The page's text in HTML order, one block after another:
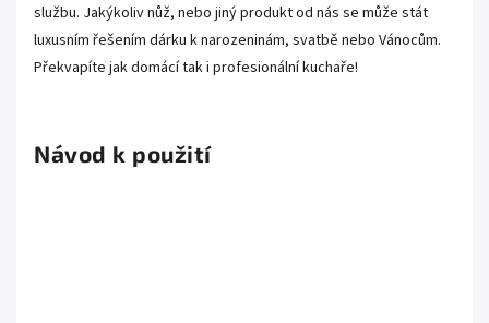
službu. Jakýkoliv nůž, nebo jiný produkt od nás se může stát
luxusním řešením dárku k narozeninám, svatbě nebo Vánocům.
Překvapíte jak domácí tak i profesionální kuchaře!
Návod k použití